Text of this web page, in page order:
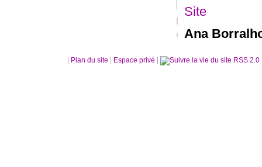
Site
Ana
Plan du site Espace privé RSS 2.0